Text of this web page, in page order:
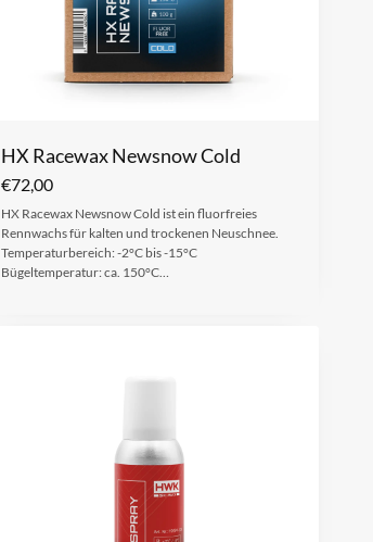
HX Racewax Newsnow Cold
€72,00
HX Racewax Newsnow Cold ist ein fluorfreies
Rennwachs für kalten und trockenen Neuschnee.
Temperaturbereich: -2°C bis -15°C
Bügeltemperatur: ca. 150°C…